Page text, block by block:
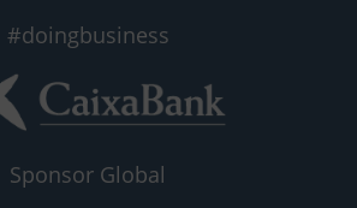
#doingbusiness
Sponsor Global